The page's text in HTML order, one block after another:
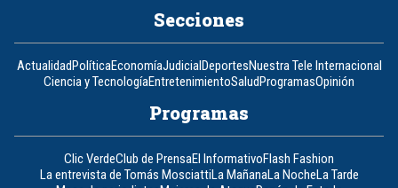
Secciones
ActualidadPolíticaEconomíaJudicialDeportesNuestra Tele Internacional
Ciencia y TecnologíaEntretenimientoSaludProgramasOpinión
Programas
Clic VerdeClub de PrensaEl InformativoFlash Fashion
La entrevista de Tomás MosciattiLa MañanaLa NocheLa Tarde